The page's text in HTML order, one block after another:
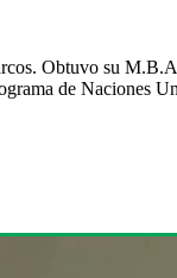
Obtuvo su
de Naciones